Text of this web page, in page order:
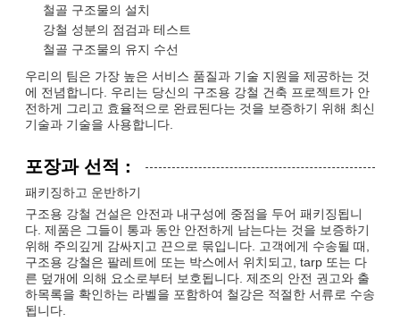
철골 구조물의 설치
강철 성분의 점검과 테스트
철골 구조물의 유지 수선
우리의 팀은 가장 높은 서비스 품질과 기술 지원을 제공하는 것
에 전념합니다. 우리는 당신의 구조용 강철 건축 프로젝트가 안
전하게 그리고 효율적으로 완료된다는 것을 보증하기 위해 최신
기술과 기술을 사용합니다.
포장과 선적 :
패키징하고 운반하기
구조용 강철 건설은 안전과 내구성에 중점을 두어 패키징됩니
다. 제품은 그들이 통과 동안 안전하게 남는다는 것을 보증하기
위해 주의깊게 감싸지고 끈으로 묶입니다. 고객에게 수송될 때,
구조용 강철은 팔레트에 또는 박스에서 위치되고, tarp 또는 다
른 덮개에 의해 요소로부터 보호됩니다. 제조의 안전 권고와 출
하목록을 확인하는 라벨을 포함하여 철강은 적절한 서류로 수송
됩니다.